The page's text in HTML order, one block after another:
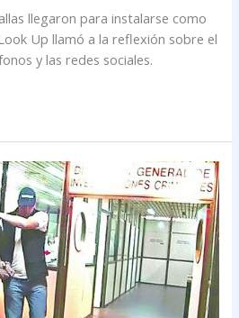
llegaron para instalarse como
Up llamó a la reflexión sobre el
y las redes sociales.